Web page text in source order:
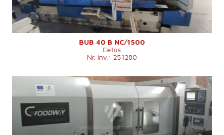
Greutatea maximă a piesei de lucru500 kg
Dispozitiv pt. rectificare interioară
da
Geutatea mașinii
9200 kg
Dimensiunile mașinii L x l x Î
6220x2760x1950 mm
BUB 40 B NC/1500
Cetos
Nr. inv.: 251280
An fabricație:
2018
Sistem de control
Sistem de control Mitsubishi
M 70
Diametrul maxim al rectificării
400 mm
Lungimea maximă de rectificare
1000 mm
Greutatea maximă a piesei de lucru750 kg